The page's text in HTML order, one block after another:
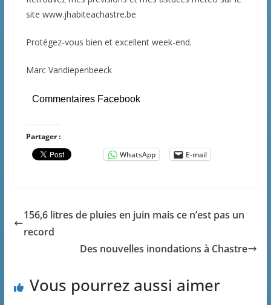
site www.jhabiteachastre.be
Protégez-vous bien et excellent week-end.
Marc Vandiepenbeeck
Commentaires Facebook
Partager :
WhatsApp
E-mail
156,6 litres de pluies en juin mais ce n’est pas un
record
Des nouvelles inondations à Chastre
Vous pourrez aussi aimer